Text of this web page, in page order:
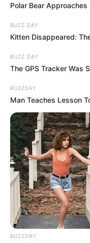
Polar Bear
BUZZ DAY
Kitten Disappeared:
BUZZ DAY
The GPS Tracker Was
BUZZDAY
Man Teaches Lesson
BUZZDAY